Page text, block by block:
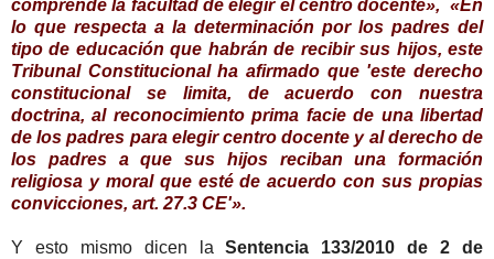
comprende la facultad de elegir el centro docente», «En
lo que respecta a la determinación por los padres del
tipo de educación que habrán de recibir sus hijos, este
Tribunal Constitucional ha afirmado que 'este derecho
constitucional se limita, de acuerdo con nuestra
doctrina, al reconocimiento prima facie de una libertad
de los padres para elegir centro docente y al derecho de
los padres a que sus hijos reciban una formación
religiosa y moral que esté de acuerdo con sus propias
convicciones, art. 27.3 CE'».
Y esto mismo dicen laSentencia 133/2010 de 2 de